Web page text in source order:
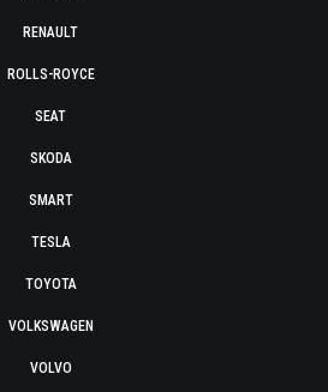
RENAULT
ROLLS-ROYCE
SEAT
SKODA
SMART
TESLA
TOYOTA
VOLKSWAGEN
VOLVO